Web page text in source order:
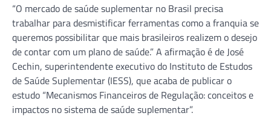
“O mercado de saúde suplementar no Brasil precisa
trabalhar para desmistificar ferramentas como a franquia se
queremos possibilitar que mais brasileiros realizem o desejo
de contar com um plano de saúde.” A afirmação é de José
Cechin, superintendente executivo do Instituto de Estudos
de Saúde Suplementar (IESS), que acaba de publicar o
estudo “Mecanismos Financeiros de Regulação: conceitos e
impactos no sistema de saúde suplementar”.